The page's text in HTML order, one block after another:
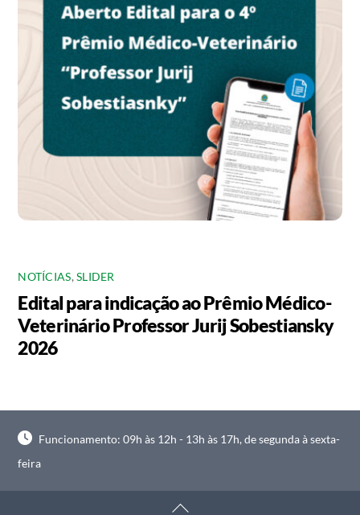
NOTÍCIAS,SLIDER
Edital para indicação ao Prêmio Médico-
Veterinário Professor Jurij Sobestiansky
2026
Funcionamento: 09h às 12h - 13h às 17h, de segunda à sexta-
feira
Back